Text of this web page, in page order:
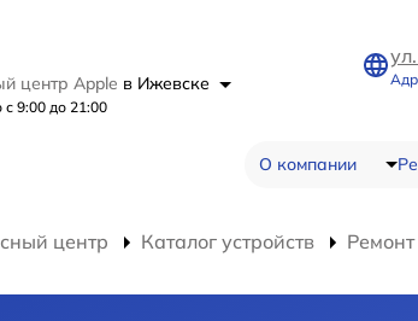
центр Apple в Ижевске
9:00 до 21:00
О компании
центр Каталог устройств